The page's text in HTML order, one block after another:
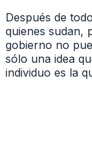
Después de
quienes sudan,
gobierno no
sólo una idea
individuo es la